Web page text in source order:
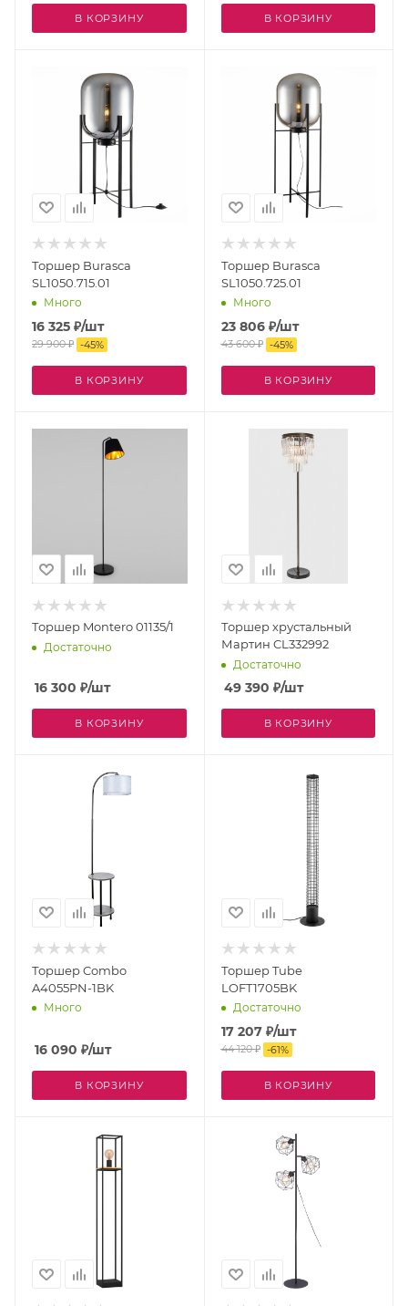
В КОРЗИНУ В КОРЗИНУ
Торшер Burasca
SL1050.715.01
Много
16 325 ₽/шт
29 900₽ -45%
В КОРЗИНУ
Торшер Burasca
SL1050.725.01
Много
23 806₽/шт
43 600₽ -45%
В КОРЗИНУ
Торшер Montero 01135/1
Достаточно
16 300 ₽/шт
В КОРЗИНУ
Торшер хрустальный
Мартин CL332992
Достаточно
49 390 ₽/шт
В КОРЗИНУ
Торшер Combo
A4055PN-1BK
Много
16 090 ₽/шт
В КОРЗИНУ
Торшер Tube
LOFT1705BK
Достаточно
17 207₽/шт
44 120₽ -61%
В КОРЗИНУ